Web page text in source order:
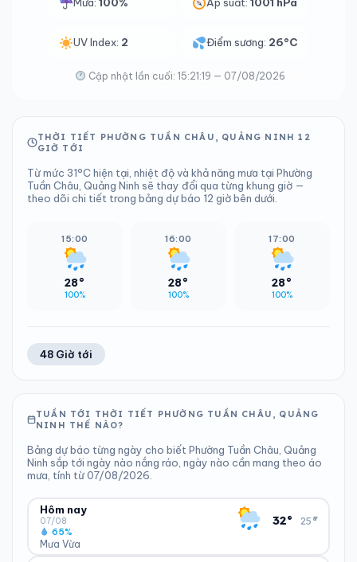
UV Index: 2 Điểm sương: 26°C
Cập nhật lần cuối: 15:21:19 — 07/08/2026
THỜI TIẾT PHƯỜNG TUẦN CHÂU, QUẢNG NINH 12
GIỜ TỚI
Từ mức 31°C hiện tại, nhiệt độ và khả năng mưa tại Phường
Tuần Châu, Quảng Ninh sẽ thay đổi qua từng khung giờ —
theo dõi chi tiết trong bảng dự báo 12 giờ bên dưới.
15:00
28°
100%
16:00
28°
100%
17:00
28°
100%
48 Giờ tới
TUẦN TỚI THỜI TIẾT PHƯỜNG TUẦN CHÂU, QUẢNG
NINH THẾ NÀO?
Bảng dự báo từng ngày cho biết Phường Tuần Châu, Quảng
Ninh sắp tới ngày nào nắng ráo, ngày nào cần mang theo áo
mưa, tính từ 07/08/2026.
Hôm nay
07/08
Mưa Vừa
65%
32° 25°
▾